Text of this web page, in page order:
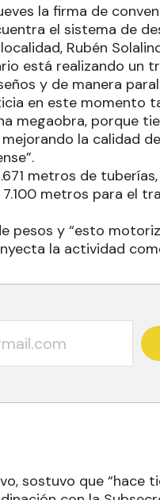
la firma de
el sistema de
Rubén
está realizando un
y de manera
en este momento
megaobra, porque
la calidad
metros de
metros para el
pesos y “esto
la actividad
sostuvo que “hace